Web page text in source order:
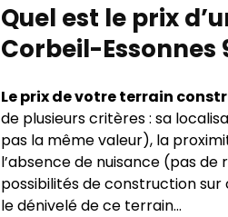
Quel est le prix
Corbeil-Essonnes
Le prix de votre terrain
de plusieurs critères : sa
pas la même valeur), la
l’absence de nuisance (pas
possibilités de construction
le dénivelé de ce terrain…